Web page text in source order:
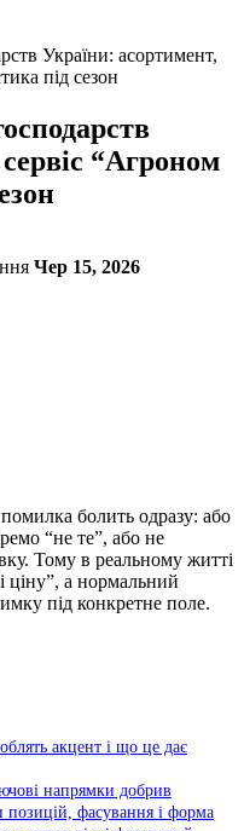
України: асортимент,
під сезон
“Агроном
Чер 15, 2026
болить одразу: або
“не те”, або не
Тому в реальному житті
ціну”, а нормальний
під конкретне поле.
акцент і що це дає
напрямки добрив
позицій, фасування і форма